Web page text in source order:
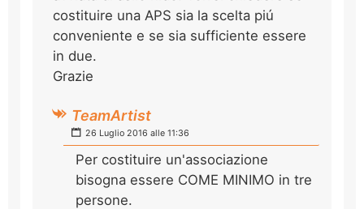
costituire una APS sia la scelta piú
conveniente e se sia sufficiente essere
in due.
Grazie
TeamArtist
26 Luglio 2016 alle 11:36
Per costituire un'associazione
bisogna essere COME MINIMO in tre
persone.